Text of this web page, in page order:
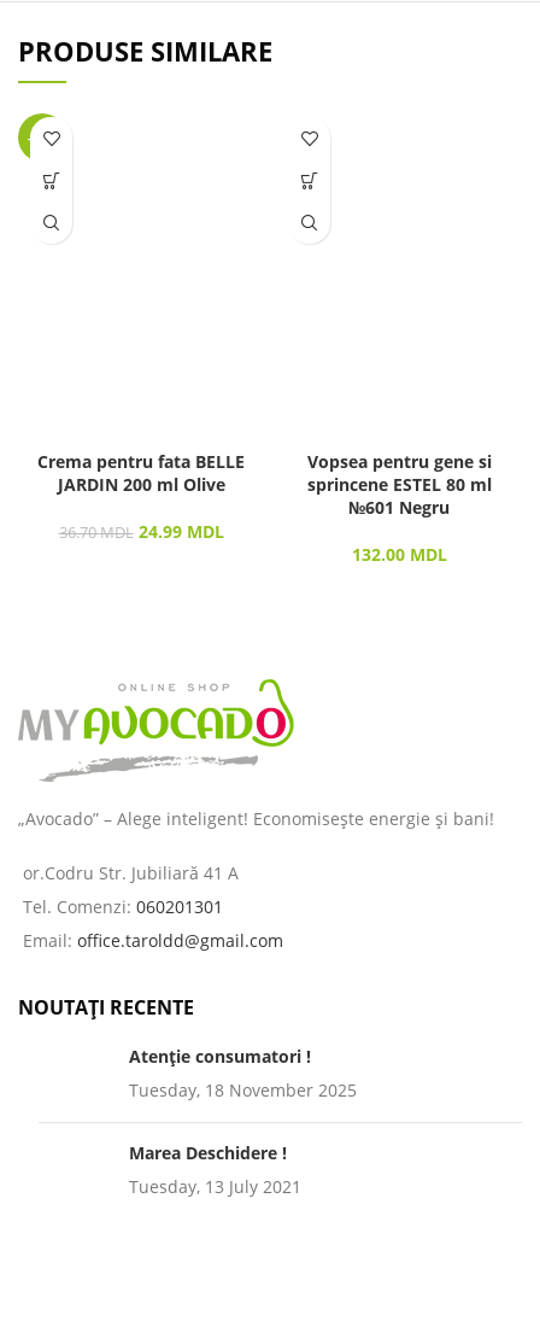
PRODUSE SIMILARE
-32%
Crema pentru fata BELLE
JARDIN 200 ml Olive
36.70MDL 24.99 MDL
Vopsea pentru gene si
sprincene ESTEL 80 ml
№601 Negru
132.00 MDL
„Avocado” – Alege inteligent! Economisește energie și bani!
or.Codru Str. Jubiliară 41 A
Tel. Comenzi: 060201301
Email: office.taroldd@gmail.com
NOUTAȚI RECENTE
Atenție consumatori !
Tuesday, 18 November 2025
Marea Deschidere !
Tuesday, 13 July 2021